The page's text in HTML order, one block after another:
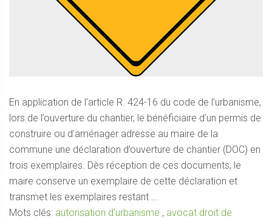
En application de l’article R. 424-16 du code de l’urbanisme,
lors de l’ouverture du chantier, le bénéficiaire d’un permis de
construire ou d’aménager adresse au maire de la
commune une déclaration d’ouverture de chantier (DOC) en
trois exemplaires. Dès réception de ces documents, le
maire conserve un exemplaire de cette déclaration et
transmet les exemplaires restant ...
Mots clés: autorisation d'urbanisme , avocat droit de